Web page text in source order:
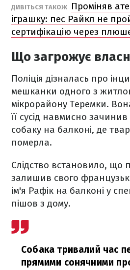
ДИВІТЬСЯ ТАКОЖ
Проміняв
іграшку: пес Райкл не
сертифікацію через
Що загрожує
Поліція дізналась про
мешканки одного з
мікрорайону Теремки.
її сусід навмисно
собаку на балконі, де
померла.
Слідство встановило, що
залишив свого
ім'я Рафік на балконі у
пішов з дому.
Собака тривалий час
прямими сонячними